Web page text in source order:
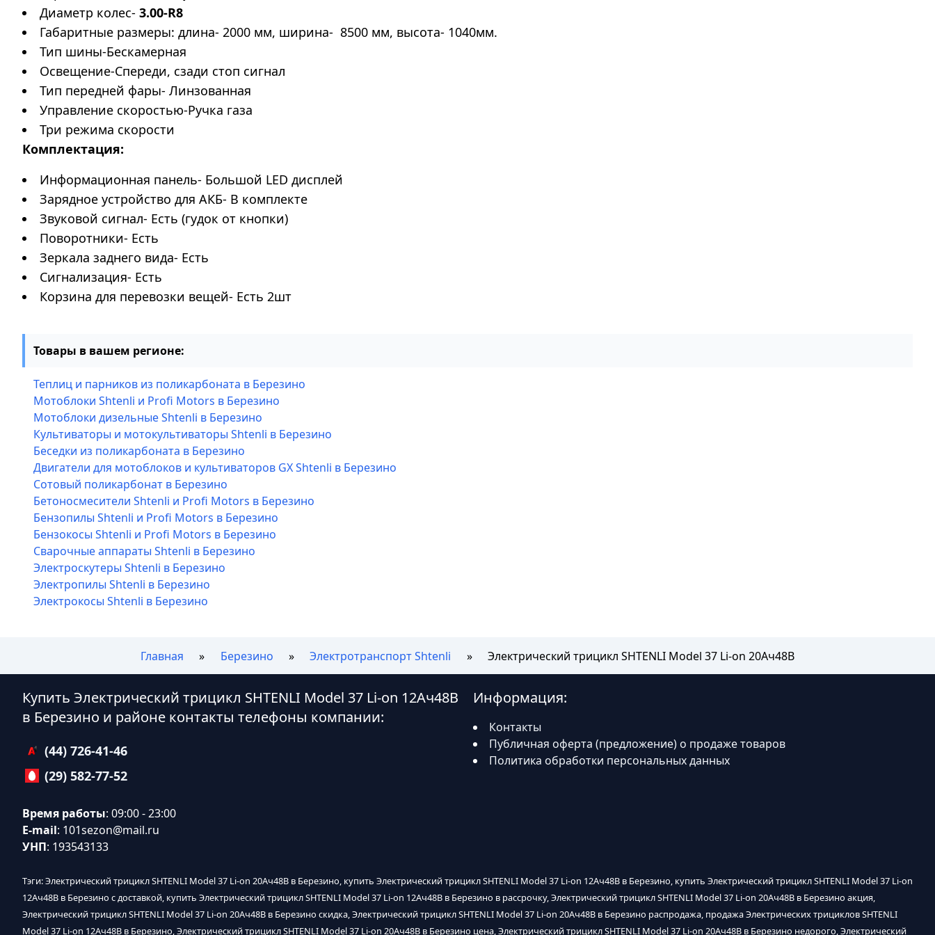
Диаметр колес- 3.00-R8
Габаритные размеры: длина- 2000 мм, ширина- 8500 мм, высота- 1040мм.
Тип шины-Бескамерная
Освещение-Спереди, сзади стоп сигнал
Тип передней фары- Линзованная
Управление скоростью-Ручка газа
Три режима скорости
Комплектация:
Информационная панель- Большой LED дисплей
Зарядное устройство для АКБ- В комплекте
Звуковой сигнал- Есть (гудок от кнопки)
Поворотники- Есть
Зеркала заднего вида- Есть
Сигнализация- Есть
Корзина для перевозки вещей- Есть 2шт
Товары в вашем регионе:
Теплиц и парников из поликарбоната в Березино
Мотоблоки Shtenli и Profi Motors в Березино
Мотоблоки дизельные Shtenli в Березино
Культиваторы и мотокультиваторы Shtenli в Березино
Беседки из поликарбоната в Березино
Двигатели для мотоблоков и культиваторов GX Shtenli в Березино
Сотовый поликарбонат в Березино
Бетоносмесители Shtenli и Profi Motors в Березино
Бензопилы Shtenli и Profi Motors в Березино
Бензокосы Shtenli и Profi Motors в Березино
Сварочные аппараты Shtenli в Березино
Электроскутеры Shtenli в Березино
Электропилы Shtenli в Березино
Электрокосы Shtenli в Березино
Главная Березино Электротранспорт Shtenli Электрический трицикл SHTENLI Model 37 Li-on 20Ач48В
Купить Электрический трицикл SHTENLI Model 37 Li-on 12Ач48В
в Березино и районе контакты телефоны компании:
(44) 726-41-46
(29) 582-77-52
Время работы: 09:00 - 23:00
E-mail: 101sezon@mail.ru
УНП: 193543133
Информация:
Контакты
Публичная оферта (предложение) о продаже товаров
Политика обработки персональных данных
Тэги: Электрический трицикл SHTENLI Model 37 Li-on 20Ач48В в Березино, купить Электрический трицикл SHTENLI Model 37 Li-on 12Ач48В в Березино, купить Электрический трицикл SHTENLI Model 37 Li-on
12Ач48В в Березино с доставкой, купить Электрический трицикл SHTENLI Model 37 Li-on 12Ач48В в Березино в рассрочку, Электрический трицикл SHTENLI Model 37 Li-on 20Ач48В в Березино акция,
Электрический трицикл SHTENLI Model 37 Li-on 20Ач48В в Березино скидка, Электрический трицикл SHTENLI Model 37 Li-on 20Ач48В в Березино распродажа, продажа Электрических трициклов SHTENLI
Model 37 Li-on 12Ач48В в Березино, Электрический трицикл SHTENLI Model 37 Li-on 20Ач48В в Березино цена, Электрический трицикл SHTENLI Model 37 Li-on 20Ач48В в Березино недорого, Электрический